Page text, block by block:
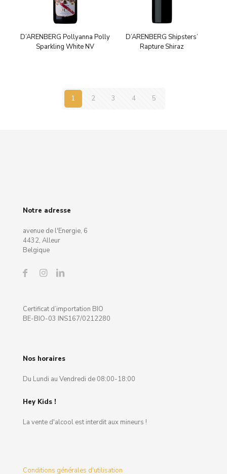
D’ARENBERG Pollyanna Polly
Sparkling White NV
D’ARENBERG Shipsters’
Rapture Shiraz
1 2 3 4 5
Notre adresse
avenue de l'Energie, 6
4432, Alleur
Belgique
Certificat d’importation BIO
BE-BIO-03 INS167/0212280
Nos horaires
Du Lundi au Vendredi de 08:00-18:00
Hey Kids !
La vente d'alcool est interdit aux mineurs !
Conditions générales d'utilisation